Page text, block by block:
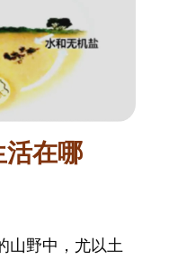
活在哪
山野中，尤以土